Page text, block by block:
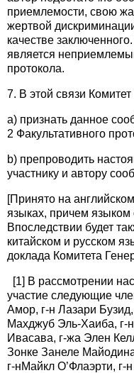
приемлемости, свою
жертвой
качестве
является
протокола.
7. В этой связи Комитет
а) признать данное
2 Факультативного
b) препроводить
участнику и автору
[Принято на
языках, причем языком
Впоследствии будет
китайском и русском
доклада Комитета
[1] В рассмотрении
участие следующие
Амор, г-н Лазари
Махджуб Эль-Хаиба, г-
Ивасава, г-жа Элен
Зонке Занеле
г‑нМайкл О’Флаэрти,